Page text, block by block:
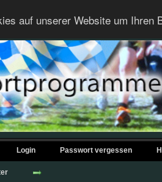
auf unserer Website um
Login Passwort vergessen